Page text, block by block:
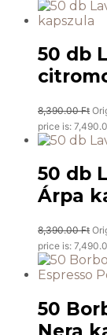
50 db
8,390.00Ft
price is:
50 db
Árpa
8,390.00Ft
price is:
50